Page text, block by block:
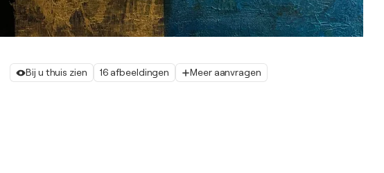
Bij u thuis zien 16 afbeeldingen Meer aanvragen